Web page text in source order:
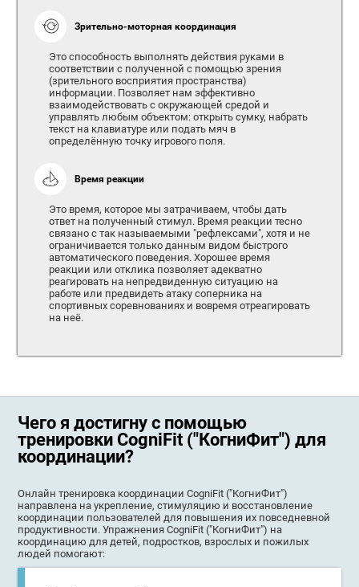
Зрительно-моторная координация
Это способность выполнять действия руками в
соответствии с полученной с помощью зрения
(зрительного восприятия пространства)
информации. Позволяет нам эффективно
взаимодействовать с окружающей средой и
управлять любым объектом: открыть сумку, набрать
текст на клавиатуре или подать мяч в
определённую точку игрового поля.
Время реакции
Это время, которое мы затрачиваем, чтобы дать
ответ на полученный стимул. Время реакции тесно
связано с так называемыми "рефлексами", хотя и не
ограничивается только данным видом быстрого
автоматического поведения. Хорошее время
реакции или отклика позволяет адекватно
реагировать на непредвиденную ситуацию на
работе или предвидеть атаку соперника на
спортивных соревнованиях и вовремя отреагировать
на неё.
Чего я достигну с помощью
тренировки CogniFit ("КогниФит") для
координации?
Онлайн тренировка координации CogniFit ("КогниФит")
направлена на укрепление, стимуляцию и восстановление
координации пользователей для повышения их повседневной
продуктивности. Упражнения CogniFit ("КогниФит") на
координацию для детей, подростков, взрослых и пожилых
людей помогают: